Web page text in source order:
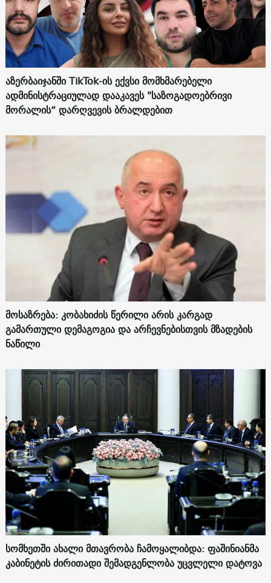
აზერბაიჯანში TikTok-ის ექვსი მომხმარებელი
ადმინისტრაციულად დააკავეს "საზოგადოებრივი
მორალის“ დარღვევის ბრალდებით
მოსაზრება: კობახიძის წერილი არის კარგად
გამართული დემაგოგია და არჩევნებისთვის მზადების
ნაწილი
სომხეთში ახალი მთავრობა ჩამოყალიბდა: ფაშინიანმა
კაბინეტის ძირითადი შემადგენლობა უცვლელი დატოვა